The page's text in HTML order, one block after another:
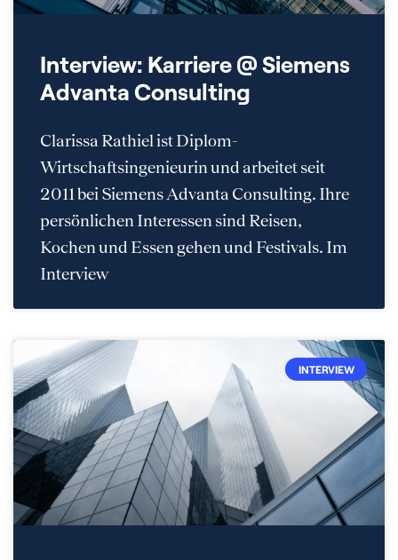
Interview: Karriere @ Siemens
Advanta Consulting
Clarissa Rathiel ist Diplom-
Wirtschaftsingenieurin und arbeitet seit
2011 bei Siemens Advanta Consulting. Ihre
persönlichen Interessen sind Reisen,
Kochen und Essen gehen und Festivals. Im
Interview
INTERVIEW